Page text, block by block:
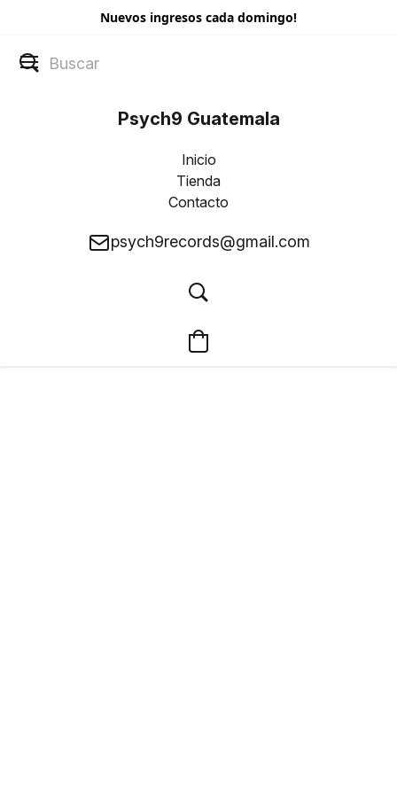
Nuevos ingresos cada domingo!
Psych9 Guatemala
Inicio
Tienda
Contacto
psych9records@gmail.com